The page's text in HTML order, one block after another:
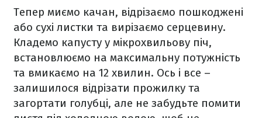
Тепер миємо качан, відрізаємо пошкоджені
або сухі листки та вирізаємо серцевину.
Кладемо капусту у мікрохвильову піч,
встановлюємо на максимальну потужність
та вмикаємо на 12 хвилин. Ось і все –
залишилося відрізати прожилку та
загортати голубці, але не забудьте помити